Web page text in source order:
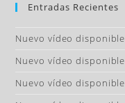
Entradas Recientes
Nuevo vídeo disponible
Nuevo vídeo disponible
Nuevo vídeo disponible